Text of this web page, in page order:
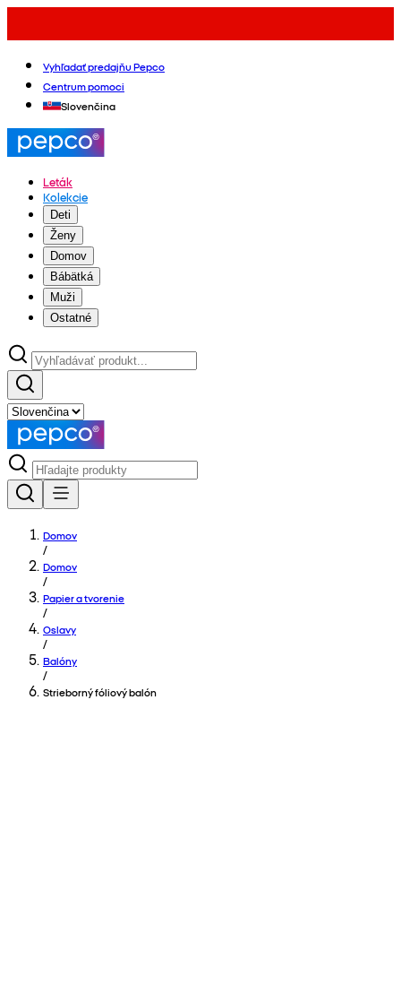
Vyhľadať predajňu Pepco
Centrum pomoci
Slovenčina
Leták
Kolekcie
Deti
Ženy
Domov
Bábätká
Muži
Ostatné
Domov
/
Domov
/
Papier a tvorenie
/
Oslavy
/
Balóny
/
Strieborný fóliový balón